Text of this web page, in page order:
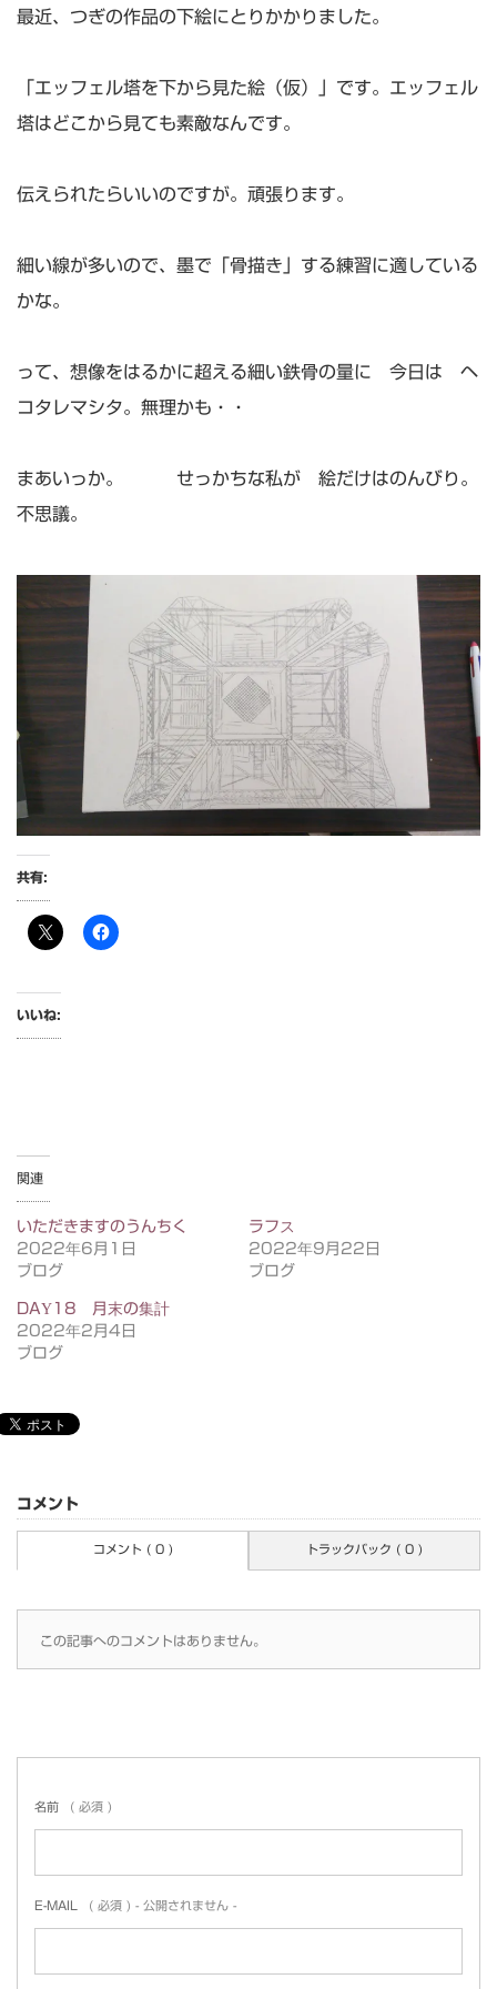
最近、つぎの作品の下絵にとりかかりました。
「エッフェル塔を下から見た絵（仮）」です。エッフェル
塔はどこから見ても素敵なんです。
伝えられたらいいのですが。頑張ります。
細い線が多いので、墨で「骨描き」する練習に適している
かな。
って、想像をはるかに超える細い鉄骨の量に 今日は ヘ
コタレマシタ。無理かも・・
まあいっか。 せっかちな私が 絵だけはのんびり。
不思議。
共有:
いいね:
関連
いただきますのうんちく
2022年6月1日
ブログ
ラフス
2022年9月22日
ブログ
DAY18 月末の集計
2022年2月4日
ブログ
コメント
コメント ( 0 ) トラックバック ( 0 )
この記事へのコメントはありません。
名前 ( 必須 )
E-MAIL ( 必須 ) - 公開されません -